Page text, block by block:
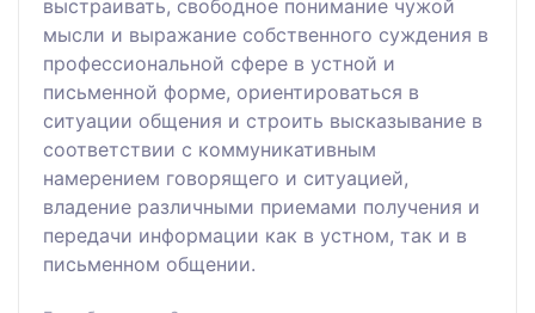
выстраивать, свободное понимание чужой
мысли и выражание собственного суждения в
профессиональной сфере в устной и
письменной форме, ориентироваться в
ситуации общения и строить высказывание в
соответствии с коммуникативным
намерением говорящего и ситуацией,
владение различными приемами получения и
передачи информации как в устном, так и в
письменном общении.